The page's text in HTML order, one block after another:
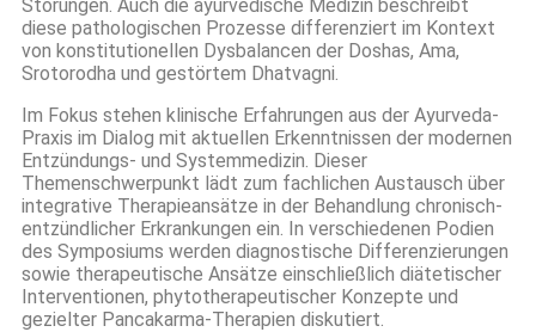
Störungen. Auch die ayurvedische Medizin beschreibt
diese pathologischen Prozesse differenziert im Kontext
von konstitutionellen Dysbalancen der Doshas, Ama,
Srotorodha und gestörtem Dhatvagni.
Im Fokus stehen klinische Erfahrungen aus der Ayurveda-
Praxis im Dialog mit aktuellen Erkenntnissen der modernen
Entzündungs- und Systemmedizin. Dieser
Themenschwerpunkt lädt zum fachlichen Austausch über
integrative Therapieansätze in der Behandlung chronisch-
entzündlicher Erkrankungen ein. In verschiedenen Podien
des Symposiums werden diagnostische Differenzierungen
sowie therapeutische Ansätze einschließlich diätetischer
Interventionen, phytotherapeutischer Konzepte und
gezielter Pancakarma-Therapien diskutiert.